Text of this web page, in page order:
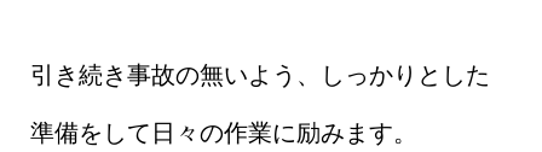
引き続き事故の無いよう、しっかりとした
準備をして日々の作業に励みます。